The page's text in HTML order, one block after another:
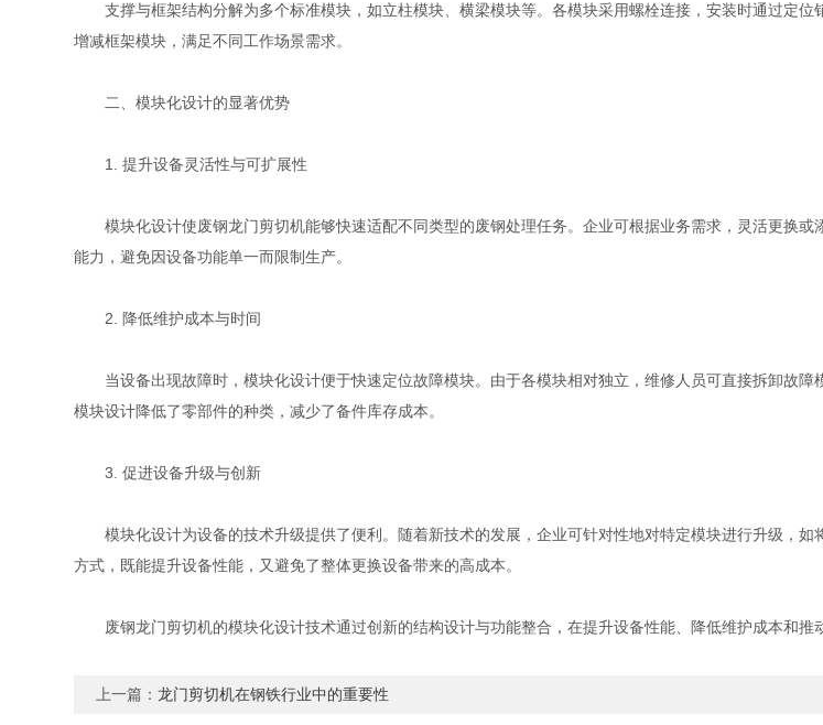
支撑与框架结构分解为多个标准模块，如立柱模块、横梁模块等。各模块采用螺栓连接，安装时通过定位
增减框架模块，满足不同工作场景需求。
二、模块化设计的显著优势
1. 提升设备灵活性与可扩展性
模块化设计使废钢龙门剪切机能够快速适配不同类型的废钢处理任务。企业可根据业务需求，灵活更换或
能力，避免因设备功能单一而限制生产。
2. 降低维护成本与时间
当设备出现故障时，模块化设计便于快速定位故障模块。由于各模块相对独立，维修人员可直接拆卸故障
模块设计降低了零部件的种类，减少了备件库存成本。
3. 促进设备升级与创新
模块化设计为设备的技术升级提供了便利。随着新技术的发展，企业可针对性地对特定模块进行升级，如
方式，既能提升设备性能，又避免了整体更换设备带来的高成本。
废钢龙门剪切机的模块化设计技术通过创新的结构设计与功能整合，在提升设备性能、降低维护成本和推
上一篇：龙门剪切机在钢铁行业中的重要性